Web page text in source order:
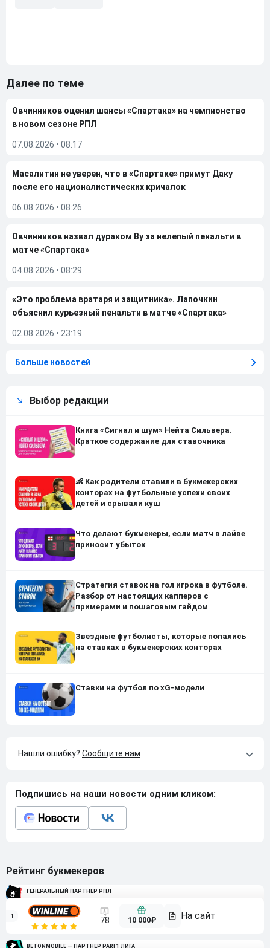
Далее по теме
Овчинников оценил шансы «Спартака» на чемпионство
в новом сезоне РПЛ
07.08.2026 • 08:17
Масалитин не уверен, что в «Спартаке» примут Даку
после его националистических кричалок
06.08.2026 • 08:26
Овчинников назвал дураком Ву за нелепый пенальти в
матче «Спартака»
04.08.2026 • 08:29
«Это проблема вратаря и защитника». Лапочкин
объяснил курьезный пенальти в матче «Спартака»
02.08.2026 • 23:19
Больше новостей
Выбор редакции
Книга «Сигнал и шум» Нейта Сильвера.
Краткое содержание для ставочника
👶 Как родители ставили в букмекерских
конторах на футбольные успехи своих
детей и срывали куш
Что делают букмекеры, если матч в лайве
приносит убыток
Стратегия ставок на гол игрока в футболе.
Разбор от настоящих капперов с
примерами и пошаговым гайдом
Звездные футболисты, которые попались
на ставках в букмекерских конторах
Ставки на футбол по xG-модели
Нашли ошибку? Сообщите нам
Подпишись на наши новости одним кликом:
Рейтинг букмекеров
ГЕНЕРАЛЬНЫЙ ПАРТНЕР РПЛ
1 78 10 000₽
BETONMOBILE — ПАРТНЕР PARI 1 ЛИГА